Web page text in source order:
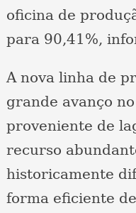
oficina de
para 90,41%,
A nova linha de
grande avanço
proveniente de
recurso
historicamente
forma eficiente